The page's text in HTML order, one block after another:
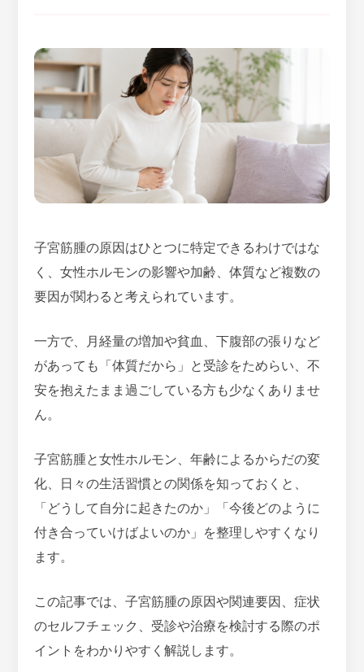
子宮筋腫の原因はひとつに特定できるわけではな
く、女性ホルモンの影響や加齢、体質など複数の
要因が関わると考えられています。
一方で、月経量の増加や貧血、下腹部の張りなど
があっても「体質だから」と受診をためらい、不
安を抱えたまま過ごしている方も少なくありませ
ん。
子宮筋腫と女性ホルモン、年齢によるからだの変
化、日々の生活習慣との関係を知っておくと、
「どうして自分に起きたのか」「今後どのように
付き合っていけばよいのか」を整理しやすくなり
ます。
この記事では、子宮筋腫の原因や関連要因、症状
のセルフチェック、受診や治療を検討する際のポ
イントをわかりやすく解説します。